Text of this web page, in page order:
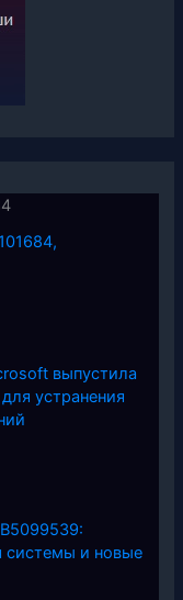
выпустила
устранения
системы и новые